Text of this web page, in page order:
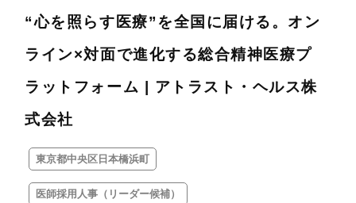
“心を照らす医療”を全国に届ける。オン
ライン×対面で進化する総合精神医療プ
ラットフォーム | アトラスト・ヘルス株
式会社
東京都中央区日本橋浜町
医師採用人事（リーダー候補）